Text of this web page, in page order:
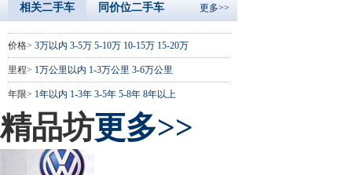
相关二手车 同价位二手车 更多>>
价格> 3万以内 3-5万 5-10万 10-15万 15-20万
里程> 1万公里以内 1-3万公里 3-6万公里
年限> 1年以内 1-3年 3-5年 5-8年 8年以上
精品坊更多>>